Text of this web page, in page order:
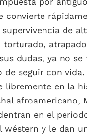
convierte
de
torturado,
dudas, ya no se
de seguir con vida.
libremente en la
afroamericano,
en el
wéstern y le dan